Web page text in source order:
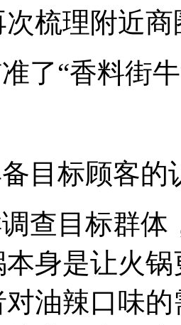
梳理附近
了“香料街
目标顾客的
查目标群体
身是让火
油辣口味